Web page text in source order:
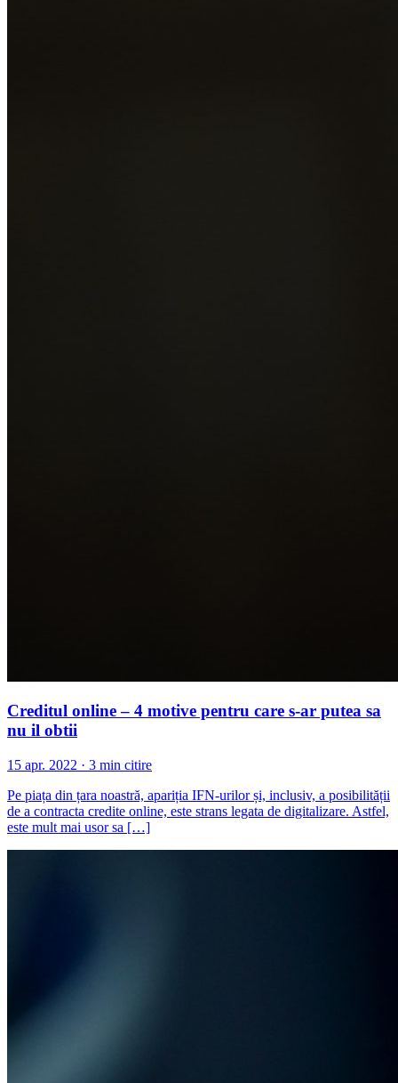
Creditul online – 4 motive pentru care s-ar putea sa
nu il obtii
15 apr. 2022 · 3 min citire
Pe piața din țara noastră, apariția IFN-urilor și, inclusiv, a posibilității
de a contracta credite online, este strans legata de digitalizare. Astfel,
este mult mai usor sa […]